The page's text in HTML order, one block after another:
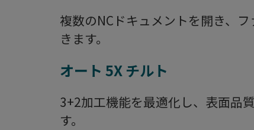
複数のNCドキュメントを開き、
きます。
オート 5X チルト
3+2加工機能を最適化し、表面品
す。